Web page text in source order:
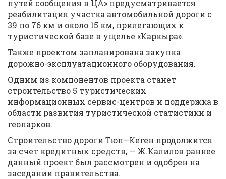
путей сообщения в ЦА» предусматривается
реабилитация участка автомобильной дороги с
39 по 76 км и около 15 км, прилегающих к
туристической базе в ущелье «Каркыра».
Также проектом запланирована закупка
дорожно-эксплуатационного оборудования.
Одним из компонентов проекта станет
строительство 5 туристических
информационных сервис-центров и поддержка в
области развития туристической статистики и
геопарков.
Строительство дороги Тюп—Кеген продолжится
за счет кредитных средств, — Ж.Калилов раннее
данный проект был рассмотрен и одобрен на
заседании правительства.